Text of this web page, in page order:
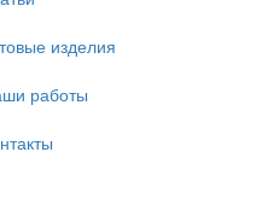
изделия
работы